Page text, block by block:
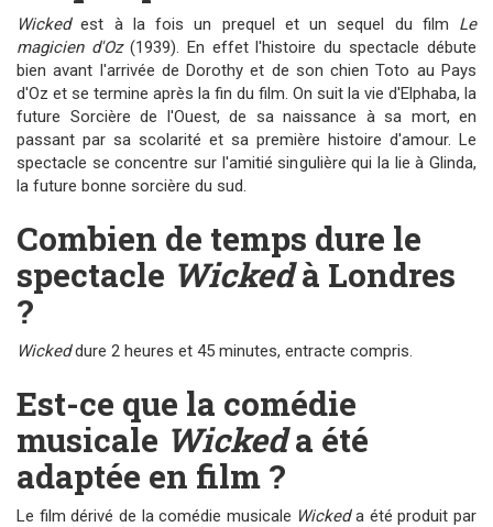
Wickedest à la fois un prequel et un sequel du film Le
magicien d'Oz(1939). En effet l'histoire du spectacle débute
bien avant l'arrivée de Dorothy et de son chien Toto au Pays
d'Oz et se termine après la fin du film. On suit la vie d'Elphaba, la
future Sorcière de l'Ouest, de sa naissance à sa mort, en
passant par sa scolarité et sa première histoire d'amour. Le
spectacle se concentre sur l'amitié singulière qui la lie à Glinda,
la future bonne sorcière du sud.
Combien de temps dure le
spectacle Wickedà Londres
?
Wickeddure 2 heures et 45 minutes, entracte compris.
Est-ce que la comédie
musicale Wickeda été
adaptée en film ?
Le film dérivé de la comédie musicale Wickeda été produit par